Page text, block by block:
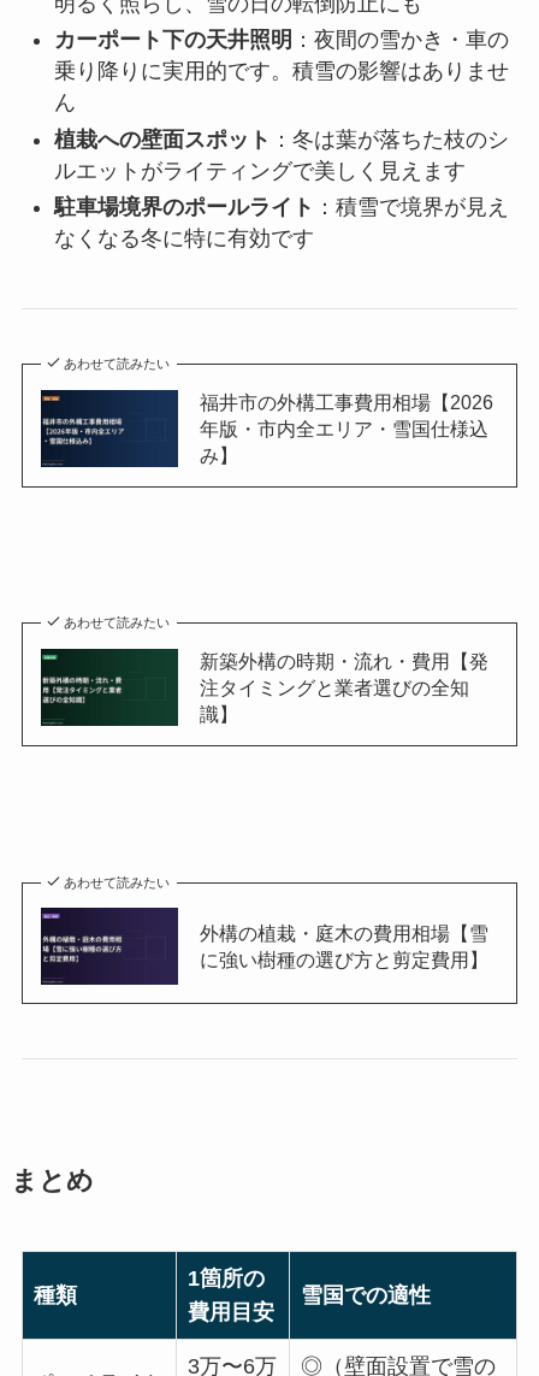
カーポート下の天井照明 ：夜間の雪かき・車の
乗り降りに実用的です。積雪の影響はありませ
ん
植栽への壁面スポット ：冬は葉が落ちた枝のシ
ルエットがライティングで美しく見えます
駐車場境界のポールライト ：積雪で境界が見え
なくなる冬に特に有効です
あわせて読みたい
福井市の外構工事費用相場【2026
年版・市内全エリア・雪国仕様込
み】
あわせて読みたい
新築外構の時期・流れ・費用【発
注タイミングと業者選びの全知
識】
あわせて読みたい
外構の植栽・庭木の費用相場【雪
に強い樹種の選び方と剪定費用】
まとめ
種類
1箇所の
費用目安
雪国での適性
3万〜6万 ◎（壁面設置で雪の